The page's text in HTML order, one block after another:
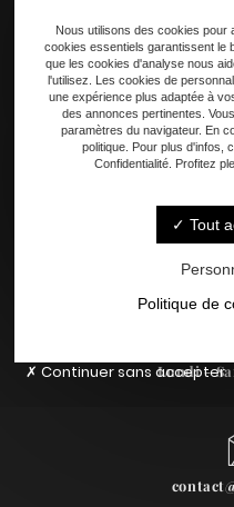
Lundi -
Nous utilisons des cookies pour
cookies essentiels garantissent le
que les cookies d'analyse nous
l'utilisez. Les cookies de
une expérience plus adaptée à
des annonces pertinentes.
paramètres du navigateur. En
politique. Pour plus d'infos,
Confidentialité. Profitez
Tout
Politique de
Continuer sans accepter